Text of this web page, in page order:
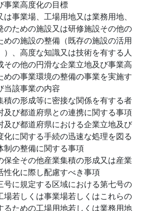
事業高度化の目標
は事業場、工場用地又は業務用地、
のための施設又は研修施設その他の
めの施設の整備（既存の施設の活用
）、高度な知識又は技術を有する人
その他の円滑な企業立地及び事業高
めの事業環境の整備の事業を実施す
当該事業の内容
積の形成等に密接な関係を有する者
及び都道府県との連携に関する事項
及び都道府県における企業立地及び
化に関する手続の迅速な処理を図る
制の整備に関する事項
保全その他産業集積の形成又は産業
性化に際し配慮すべき事項
号に規定する区域における第七号の
場若しくは事業場若しくはこれらの
るための工場用地若しくは業務用地